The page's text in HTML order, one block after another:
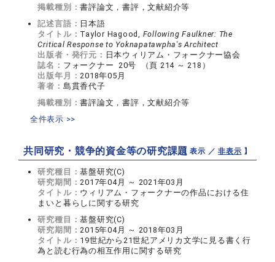
掲載種別：書評論文，書評，文献紹介等
記述言語： 日本語
タイトル： Taylor Hagood, Following Faulkner: The
Critical Response to Yoknapatawpha's Architect
出版者・発行元： 日本ウィリアム・フォークナー協会
誌名： フォークナー 20号 （頁 214 ～ 218）
出版年月：2018年05月
著者： 島貫香代子
掲載種別：書評論文，書評，文献紹介等
全件表示 >>
共同研究・競争的資金等の研究課題【 表示 ／非表示 】
研究種目：基盤研究(C)
研究期間：2017年04月 ～ 2021年03月
タイトル： ウィリアム・フォークナーの作品における住
まいと暮らしに関する研究
研究種目：基盤研究(C)
研究期間：2015年04月 ～ 2018年03月
タイトル： 19世紀から21世紀アメリカ文学に見る書く行
為と読む行為の相互作用に関する研究